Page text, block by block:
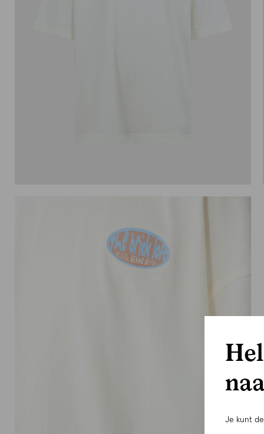
Je kunt